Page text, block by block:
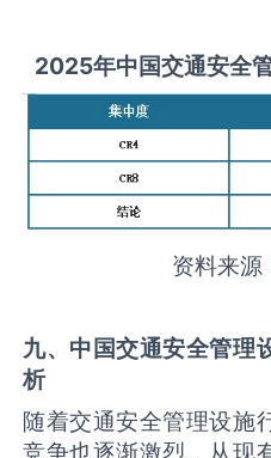
2025年中国交通安全
资料来源
九、中国交通安全管理
析
随着交通安全管理设施